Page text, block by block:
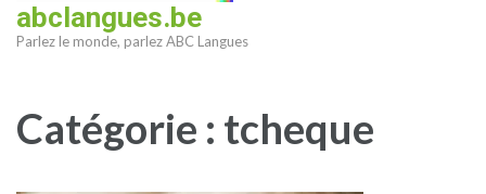
abclangues.be
Parlez le monde, parlez ABC Langues
Catégorie : tcheque